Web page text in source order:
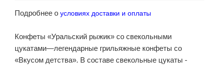
Подробнее о условиях доставки и оплаты
Конфеты «Уральский рыжик» со свекольными
цукатами—легендарные грильяжные конфеты со
«Вкусом детства». В составе свекольные цукаты -